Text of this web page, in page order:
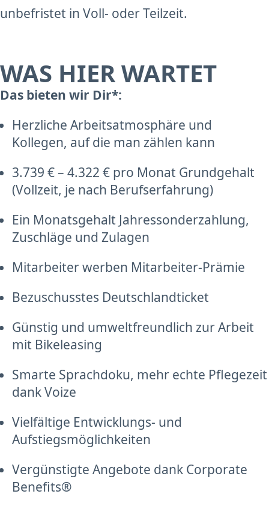
unbefristet in Voll- oder Teilzeit.
WAS HIER WARTET
Das bieten wir Dir*:
Herzliche Arbeitsatmosphäre und
Kollegen, auf die man zählen kann
3.739 € – 4.322 € pro Monat Grundgehalt
(Vollzeit, je nach Berufserfahrung)
Ein Monatsgehalt Jahressonderzahlung,
Zuschläge und Zulagen
Mitarbeiter werben Mitarbeiter-Prämie
Bezuschusstes Deutschlandticket
Günstig und umweltfreundlich zur Arbeit
mit Bikeleasing
Smarte Sprachdoku, mehr echte Pflegezeit
dank Voize
Vielfältige Entwicklungs- und
Aufstiegsmöglichkeiten
Vergünstigte Angebote dank Corporate
Benefits®